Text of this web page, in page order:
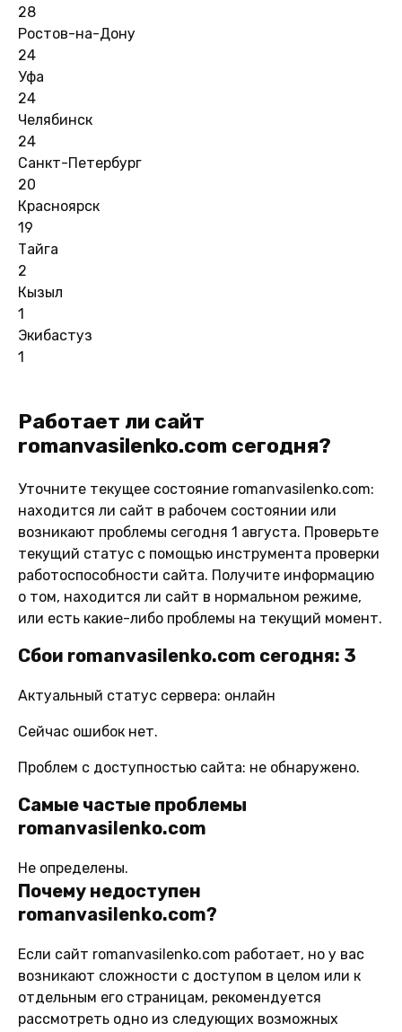
28
Ростов-на-Дону
24
Уфа
24
Челябинск
24
Санкт-Петербург
20
Красноярск
19
Тайга
2
Кызыл
1
Экибастуз
1
Работает ли сайт
romanvasilenko.com сегодня?
Уточните текущее состояние romanvasilenko.com:
находится ли сайт в рабочем состоянии или
возникают проблемы сегодня 1 августа. Проверьте
текущий статус с помощью инструмента проверки
работоспособности сайта. Получите информацию
о том, находится ли сайт в нормальном режиме,
или есть какие-либо проблемы на текущий момент.
Сбои romanvasilenko.com сегодня: 3
Актуальный статус сервера: онлайн
Сейчас ошибок нет.
Проблем с доступностью сайта: не обнаружено.
Самые частые проблемы
romanvasilenko.com
Не определены.
Почему недоступен
romanvasilenko.com?
Если сайт romanvasilenko.com работает, но у вас
возникают сложности с доступом в целом или к
отдельным его страницам, рекомендуется
рассмотреть одно из следующих возможных